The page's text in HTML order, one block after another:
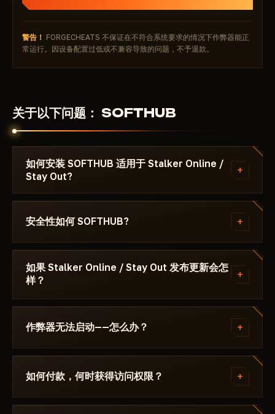
警告！ FORGECHEATS 不保证在不符合系统要求的情况下作弊器能正
常运行。因设备配置过低或不兼容导致的问题，不予退款。
关于以下问题： SOFTHUB
如何安装 SOFTHUB 适用于 Stalker Online /
Stay Out?
+
付款后你将收到下载链接和专为以下游戏编写的说明：
Stalker Online / Stay Out - ，其中注明所需的
Windows 版本、Secure Boot 设置和启动顺序。如果
遇到问题，请通过 Discord 或 Telegram 联系我们，我
们会帮您解决。
安全性如何 SOFTHUB? +
该作弊器在以下游戏的最新补丁上测试： Stalker
Online / Stay Out 后才会发布。当前状态可在卡片上
查看——Undetected / 更新中 / 风险。若游戏更新后状
如果 Stalker Online / Stay Out 发布更新会怎
样？
+
补丁发布后24小时内更新。订阅冻结——天数不会流
失。修复完成后作弊器重新出现在目录中。
作弊器无法启动——怎么办？ +
请在 Discord 中描述错误。大多数问题 15 分钟内即可
解决：启动模式不正确、Secure Boot、杀毒软件。支
SOFTHUB.
如何付款，何时获得访问权限？ +
通过加密货币或匿名支付系统付款。付款确认后自动获